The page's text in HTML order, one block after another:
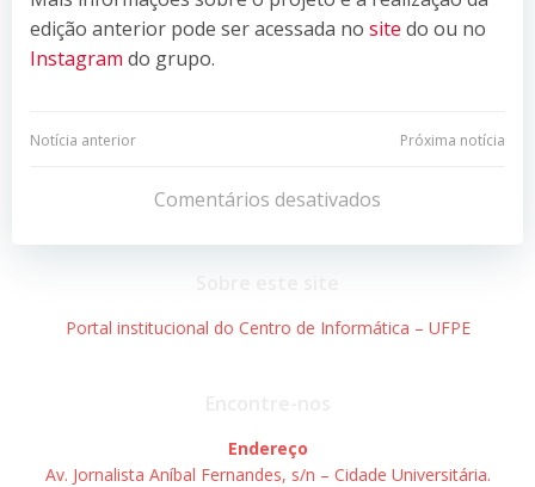
edição anterior pode ser acessada no site do ou no
Instagram do grupo.
Navegação
Post
Notícia anterior
Navegação
de
Post
Próxima notícia
Comentários desativados
Portal institucional do Centro de Informática – UFPE
Endereço
Av. Jornalista Aníbal Fernandes, s/n – Cidade Universitária.